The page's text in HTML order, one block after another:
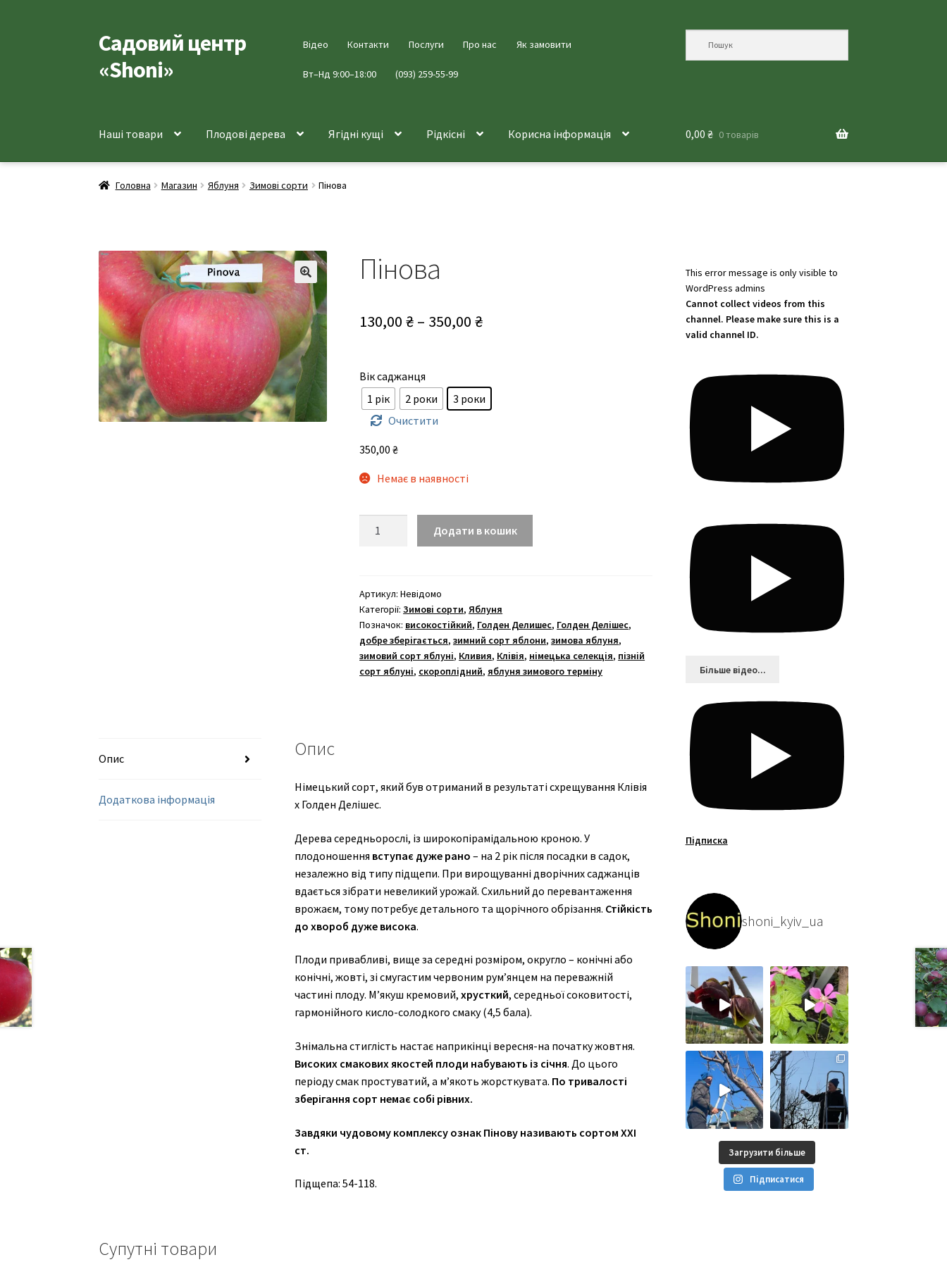
Перейти
до
навігації
Перейти
до
вмісту
Садовий центр
«Shoni»
Відео Контакти Послуги Про нас Як замовити
Вт–Нд 9:00–18:00 (093) 259-55-99
Наші товари Плодові дерева Ягідні кущі Рідкісні Корисна інформація 0,00 ₴ 0 товарів
Головна Магазин Яблуня Зимові сорти Пінова
🔍
Пінова
130,00₴ – 350,00₴Діапазон
130,00 ₴
Вік саджанця
1 рік
2 роки
3 роки
Очистити
350,00₴
Немає в наявності
Додати в кошик
Артикул:Невідомо
Категорії:Зимові сорти,Яблуня
Позначок: високостійкий, Голден Делишес, Голден Делішес,
добре зберігається,зимний сорт яблони,зимова яблуня,
зимовий сорт яблуні, Кливия, Клівія, німецька селекція, пізній
сорт яблуні, скороплідний,яблуня зимового терміну
Опис
Додаткова інформація
Опис
Німецький сорт, який був отриманий в результаті схрещування Клівія
х Голден Делішес.
Дерева середньорослі, із широкопірамідальною кроною. У
плодоношення вступає дуже рано – на 2 рік після посадки в садок,
незалежно від типу підщепи. При вирощуванні дворічних саджанців
вдається зібрати невеликий урожай. Схильний до перевантаження
врожаєм, тому потребує детального та щорічного обрізання. Стійкість
до хвороб дуже висока.
Плоди привабливі, вище за середні розміром, округло – конічні або
конічні, жовті, зі смугастим червоним рум’янцем на переважній
частині плоду. М’якуш кремовий, хрусткий, середньої соковитості,
гармонійного кисло-солодкого смаку (4,5 бала).
Знімальна стиглість настає наприкінці вересня-на початку жовтня.
Високих смакових якостей плоди набувають із січня. До цього
періоду смак простуватий, а м’якоть жорсткувата. По тривалості
зберігання сорт немає собі рівних.
Завдяки чудовому комплексу ознак Пінову називають сортом ХХІ
ст.
Підщепа: 54-118.
Супутні товари
This error message is only visible to
WordPress admins
Cannot collect videos from this
channel. Please make sure this is a
valid channel ID.
Більшe відео...
Підписка
shoni_kyiv_ua
Загрузити більше
Підписатися